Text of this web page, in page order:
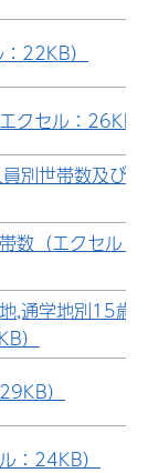
22KB）
クセル：26KB
別世帯数及び
数（エクセル
,通学地別15歳
）
）
：24KB）